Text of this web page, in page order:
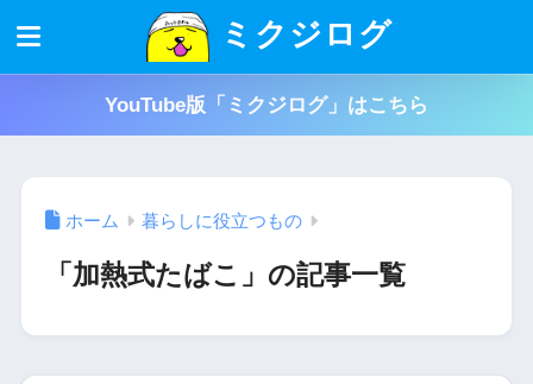
ミクジログ
YouTube版「ミクジログ」はこちら
ホーム 暮らしに役立つもの
「加熱式たばこ」の記事一覧